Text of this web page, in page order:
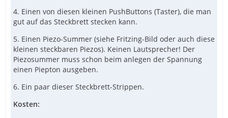
4. Einen von diesen kleinen PushButtons (Taster), die man
gut auf das Steckbrett stecken kann.
5. Einen Piezo-Summer (siehe Fritzing-Bild oder auch diese
kleinen steckbaren Piezos). Keinen Lautsprecher! Der
Piezosummer muss schon beim anlegen der Spannung
einen Piepton ausgeben.
6. Ein paar dieser Steckbrett-Strippen.
Kosten: